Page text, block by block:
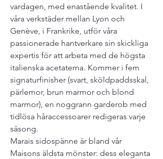
vardagen, med enastående kvalitet. I
våra verkstäder mellan Lyon och
Genève, i Frankrike, utför våra
passionerade hantverkare sin skickliga
expertis för att arbeta med de högsta
italienska acetaterna. Kommer i fem
signaturfinisher (svart, sköldpaddsskal,
pärlemor, brun marmor och blond
marmor), en noggrann garderob med
tidlösa håraccessoarer redigeras varje
säsong.
Marais sidospänne är bland vår
Maisons äldsta mönster: dess eleganta